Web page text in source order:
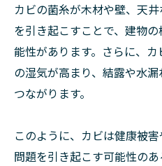
カビの菌糸が木材や壁、天
を引き起こすことで、建物
能性があります。さらに、
の湿気が高まり、結露や水
つながります。
このように、カビは健康被
問題を引き起こす可能性のあ